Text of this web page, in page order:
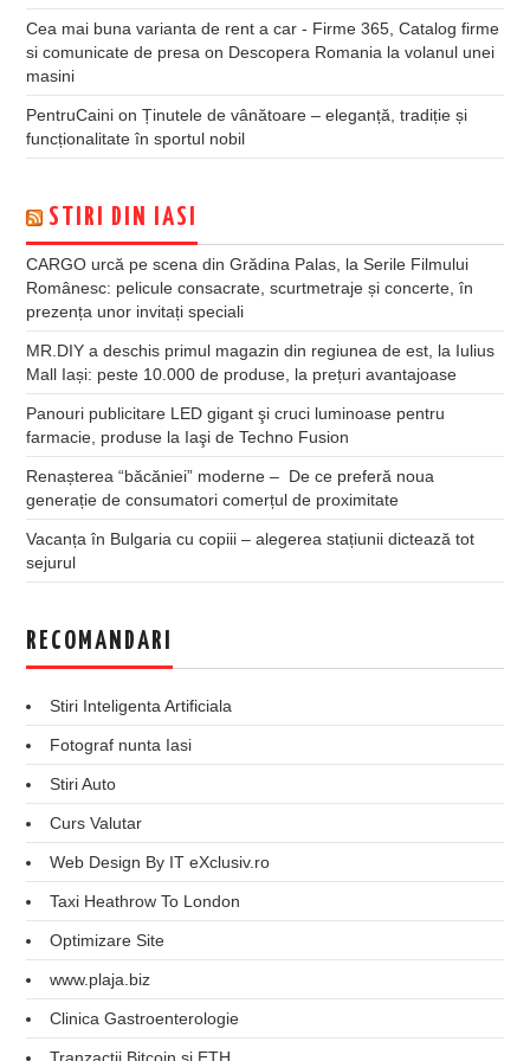
Cea mai buna varianta de rent a car - Firme 365, Catalog firme
si comunicate de presa on Descopera Romania la volanul unei
masini
PentruCaini onȚinutele de vânătoare – eleganță, tradiție și
funcționalitate în sportul nobil
STIRI DIN IASI
CARGO urcă pe scena din Grădina Palas, la Serile Filmului
Românesc: pelicule consacrate, scurtmetraje și concerte, în
prezența unor invitați speciali
MR.DIY a deschis primul magazin din regiunea de est, la Iulius
Mall Iași: peste 10.000 de produse, la prețuri avantajoase
Panouri publicitare LED gigant şi cruci luminoase pentru
farmacie, produse la Iaşi de Techno Fusion
Renașterea “băcăniei” moderne – De ce preferă noua
generație de consumatori comerțul de proximitate
Vacanța în Bulgaria cu copiii – alegerea stațiunii dictează tot
sejurul
RECOMANDARI
Stiri Inteligenta Artificiala
Fotograf nunta Iasi
Stiri Auto
Curs Valutar
Web Design By IT eXclusiv.ro
Taxi Heathrow To London
Optimizare Site
www.plaja.biz
Clinica Gastroenterologie